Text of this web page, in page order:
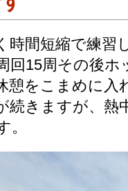
時間短縮で練習
回15周その後
憩をこまめに入
続きますが、熱
。